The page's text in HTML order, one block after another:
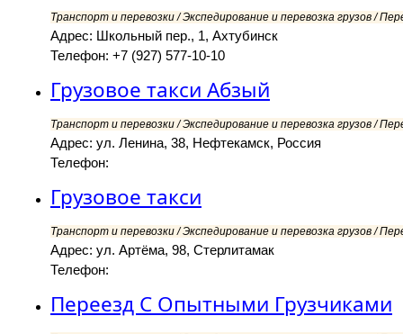
Транспорт и перевозки / Экспедирование и перевозка грузов /
Адрес: Школьный пер., 1, Ахтубинск
Телефон: +7 (927) 577-10-10
Грузовое такси Абзый
Транспорт и перевозки / Экспедирование и перевозка грузов /
Адрес: ул. Ленина, 38, Нефтекамск, Россия
Телефон:
Грузовое такси
Транспорт и перевозки / Экспедирование и перевозка грузов /
Адрес: ул. Артёма, 98, Стерлитамак
Телефон:
Переезд С Опытными Грузчиками